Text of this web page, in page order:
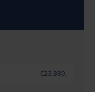
€23.880,-